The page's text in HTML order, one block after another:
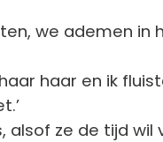
we ademen in
haar en ik
alsof ze de tijd wil